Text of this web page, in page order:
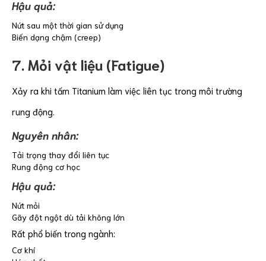
Hậu quả:
Nứt sau một thời gian sử dụng
Biến dạng chậm (creep)
7. Mỏi vật liệu (Fatigue)
Xảy ra khi tấm Titanium làm việc liên tục trong môi trường
rung động.
Nguyên nhân:
Tải trọng thay đổi liên tục
Rung động cơ học
Hậu quả:
Nứt mỏi
Gãy đột ngột dù tải không lớn
Rất phổ biến trong ngành:
Cơ khí